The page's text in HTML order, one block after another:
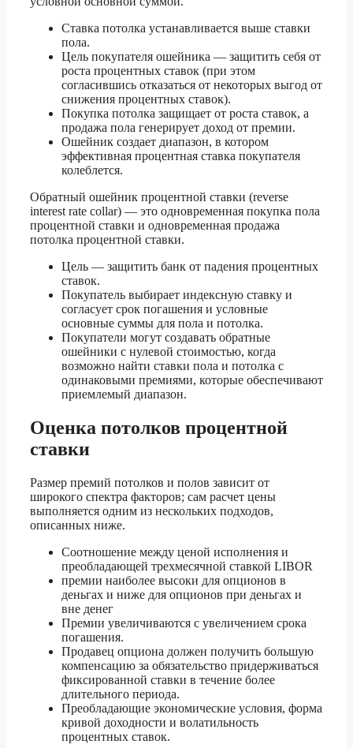
Ставка потолка устанавливается выше ставки
пола.
Цель покупателя ошейника — защитить себя от
роста процентных ставок (при этом
согласившись отказаться от некоторых выгод от
снижения процентных ставок).
Покупка потолка защищает от роста ставок, а
продажа пола генерирует доход от премии.
Ошейник создает диапазон, в котором
эффективная процентная ставка покупателя
колеблется.
Обратный ошейник процентной ставки (reverse
interest rate collar) — это одновременная покупка пола
процентной ставки и одновременная продажа
потолка процентной ставки.
Цель — защитить банк от падения процентных
ставок.
Покупатель выбирает индексную ставку и
согласует срок погашения и условные
основные суммы для пола и потолка.
Покупатели могут создавать обратные
ошейники с нулевой стоимостью, когда
возможно найти ставки пола и потолка с
одинаковыми премиями, которые обеспечивают
приемлемый диапазон.
Оценка потолков процентной
ставки
Размер премий потолков и полов зависит от
широкого спектра факторов; сам расчет цены
выполняется одним из нескольких подходов,
описанных ниже.
Соотношение между ценой исполнения и
преобладающей трехмесячной ставкой LIBOR
премии наиболее высоки для опционов в
деньгах и ниже для опционов при деньгах и
вне денег
Премии увеличиваются с увеличением срока
погашения.
Продавец опциона должен получить большую
компенсацию за обязательство придерживаться
фиксированной ставки в течение более
длительного периода.
Преобладающие экономические условия, форма
кривой доходности и волатильность
процентных ставок.